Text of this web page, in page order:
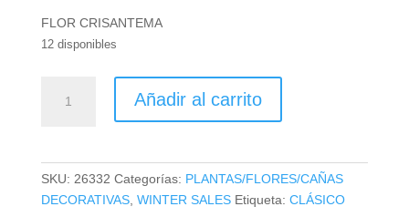
FLOR CRISANTEMA
12 disponibles
CRISANTEMA
Añadir al carrito
SKU: 26332 Categorías: PLANTAS/FLORES/CAÑAS
DECORATIVAS, WINTER SALES Etiqueta: CLÁSICO